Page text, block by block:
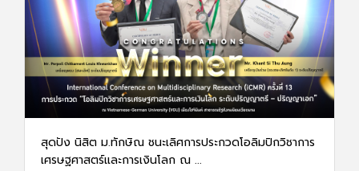
สุดปัง นิสิต ม.ทักษิณ ชนะเลิศการประกวดโอลิมปิกวิชาการ
เศรษฐศาสตร์และการเงินโลก ณ ...